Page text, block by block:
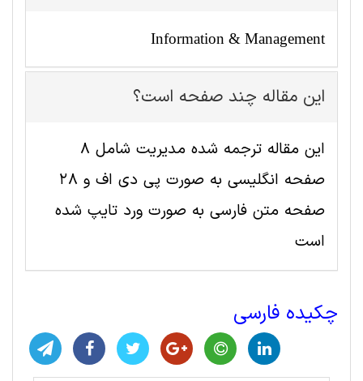
Information & Management
این مقاله چند صفحه است؟
این مقاله ترجمه شده مديريت شامل 8
صفحه انگلیسی به صورت پی دی اف و 28
صفحه متن فارسی به صورت ورد تایپ شده
است
چکیده فارسی